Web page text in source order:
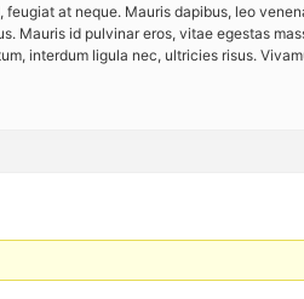
at neque. Mauris dapibus, leo
Mauris id pulvinar eros, vitae egestas
interdum ligula nec, ultricies risus.